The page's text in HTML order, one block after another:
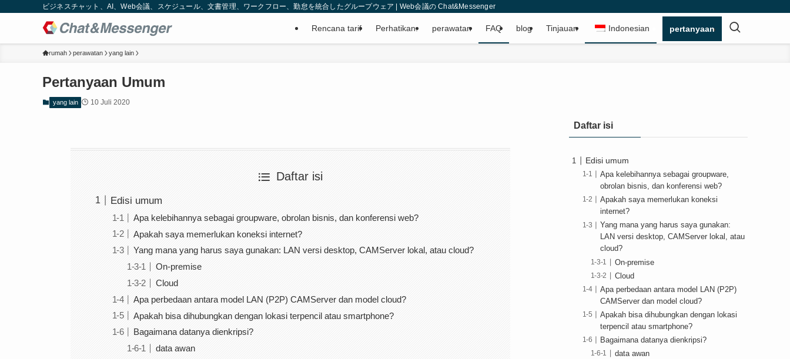
ビジネスチャット、AI、Web会議、スケジュール、文書管理、ワークフロー、勤怠を統合したグループウェア | Web会議の Chat&Messenger
Rencana tarif Perhatikan. perawatan FAQ blog Tinjauan Indonesian pertanyaan
rumah perawatan yang lain
Pertanyaan Umum
yang lain 10 Juli 2020
Daftar isi
Edisi umum
Apa kelebihannya sebagai groupware, obrolan bisnis, dan konferensi web?
Apakah saya memerlukan koneksi internet?
Yang mana yang harus saya gunakan: LAN versi desktop, CAMServer lokal, atau cloud?
On-premise
Cloud
Apa perbedaan antara model LAN (P2P) CAMServer dan model cloud?
Apakah bisa dihubungkan dengan lokasi terpencil atau smartphone?
Bagaimana datanya dienkripsi?
data awan
Daftar isi
Edisi umum
Apa kelebihannya sebagai groupware,
obrolan bisnis, dan konferensi web?
Apakah saya memerlukan koneksi
internet?
Yang mana yang harus saya gunakan:
LAN versi desktop, CAMServer lokal, atau
cloud?
On-premise
Cloud
Apa perbedaan antara model LAN (P2P)
CAMServer dan model cloud?
Apakah bisa dihubungkan dengan lokasi
terpencil atau smartphone?
Bagaimana datanya dienkripsi?
data awan